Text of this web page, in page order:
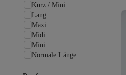
Mit Gürtel
Mit Knöpfen
Mit Perlen
Mit Schleife
Mit Schlitz
Natürlicher Knopf
Kurz / Mini
Lang
Maxi
Midi
Mini
Normale Länge